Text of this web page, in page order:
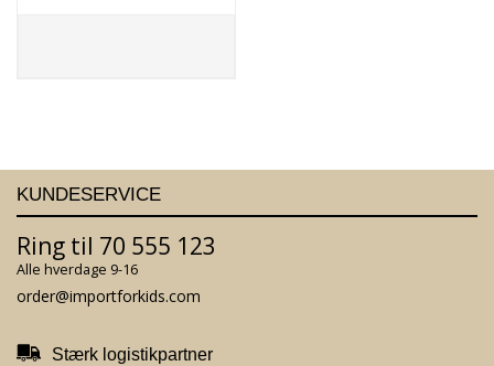
KUNDESERVICE
Ring til 70 555 123
Alle hverdage 9-16
order@importforkids.com
Stærk logistikpartner